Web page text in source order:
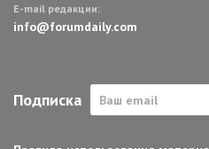
E-mail редакции:
info@forumdaily.com
Подписка